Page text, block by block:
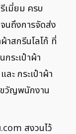
เมี่ยม ครบ
นถึงการจัดส่ง
าสกรีนโลโก้ ที่
ระเป๋าผ้า
ะ กระเป๋าผ้า
ขวัญพนักงาน
สงวนไว้